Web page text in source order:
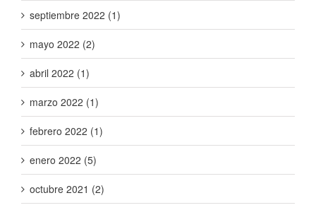
septiembre 2022 (1)
mayo 2022 (2)
abril 2022 (1)
marzo 2022 (1)
febrero 2022 (1)
enero 2022 (5)
octubre 2021 (2)